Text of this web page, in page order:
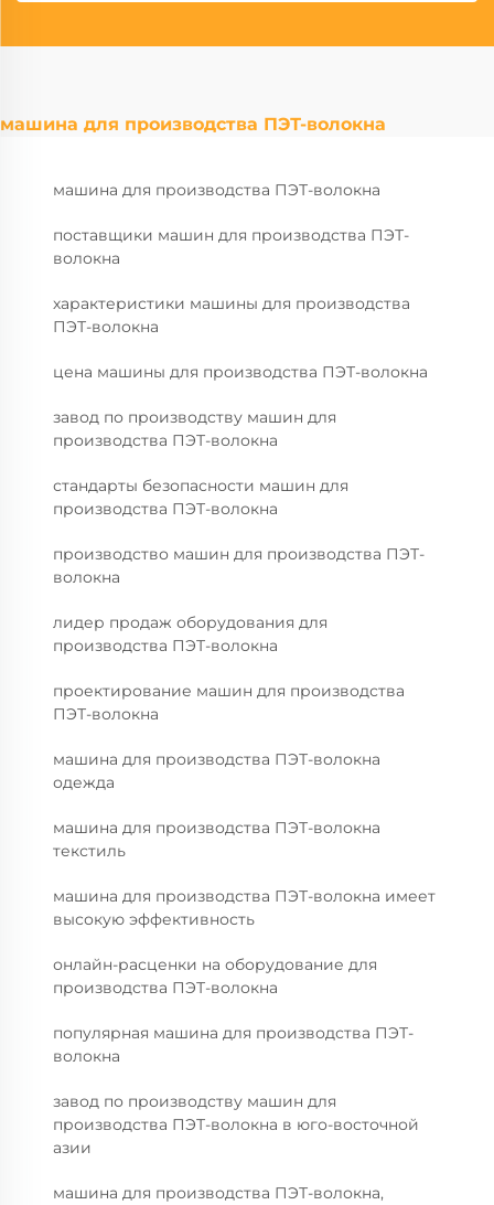
машина для производства ПЭТ-волокна
машина для производства ПЭТ-волокна
поставщики машин для производства ПЭТ-
волокна
характеристики машины для производства
ПЭТ-волокна
цена машины для производства ПЭТ-волокна
завод по производству машин для
производства ПЭТ-волокна
стандарты безопасности машин для
производства ПЭТ-волокна
производство машин для производства ПЭТ-
волокна
лидер продаж оборудования для
производства ПЭТ-волокна
проектирование машин для производства
ПЭТ-волокна
машина для производства ПЭТ-волокна
одежда
машина для производства ПЭТ-волокна
текстиль
машина для производства ПЭТ-волокна имеет
высокую эффективность
онлайн-расценки на оборудование для
производства ПЭТ-волокна
популярная машина для производства ПЭТ-
волокна
завод по производству машин для
производства ПЭТ-волокна в юго-восточной
азии
машина для производства ПЭТ-волокна,